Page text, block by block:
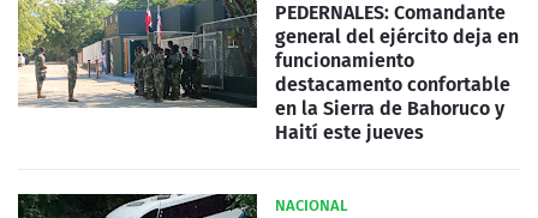
PEDERNALES: Comandante
general del ejército deja en
funcionamiento
destacamento confortable
en la Sierra de Bahoruco y
Haití este jueves
NACIONAL